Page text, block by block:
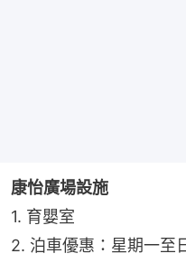
康怡廣場設施
1. 育嬰室
2. 泊車優惠：星期一至